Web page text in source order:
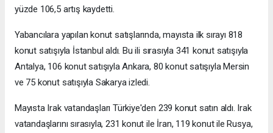
yüzde 106,5 artış kaydetti.
Yabancılara yapılan konut satışlarında, mayısta ilk sırayı 818
konut satışıyla İstanbul aldı. Bu ili sırasıyla 341 konut satışıyla
Antalya, 106 konut satışıyla Ankara, 80 konut satışıyla Mersin
ve 75 konut satışıyla Sakarya izledi.
Mayısta Irak vatandaşları Türkiye'den 239 konut satın aldı. Irak
vatandaşlarını sırasıyla, 231 konut ile İran, 119 konut ile Rusya,